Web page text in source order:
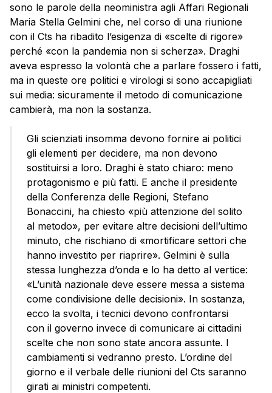
sono le parole della neoministra agli Affari Regionali
Maria Stella Gelmini che, nel corso di una riunione
con il Cts ha ribadito l’esigenza di «scelte di rigore»
perché «con la pandemia non si scherza». Draghi
aveva espresso la volontà che a parlare fossero i fatti,
ma in queste ore politici e virologi si sono accapigliati
sui media: sicuramente il metodo di comunicazione
cambierà, ma non la sostanza.
Gli scienziati insomma devono fornire ai politici
gli elementi per decidere, ma non devono
sostituirsi a loro. Draghi è stato chiaro: meno
protagonismo e più fatti. E anche il presidente
della Conferenza delle Regioni, Stefano
Bonaccini, ha chiesto «più attenzione del solito
al metodo», per evitare altre decisioni dell’ultimo
minuto, che rischiano di «mortificare settori che
hanno investito per riaprire». Gelmini è sulla
stessa lunghezza d’onda e lo ha detto al vertice:
«L’unità nazionale deve essere messa a sistema
come condivisione delle decisioni». In sostanza,
ecco la svolta, i tecnici devono confrontarsi
con il governo invece di comunicare ai cittadini
scelte che non sono state ancora assunte. I
cambiamenti si vedranno presto. L’ordine del
giorno e il verbale delle riunioni del Cts saranno
girati ai ministri competenti.